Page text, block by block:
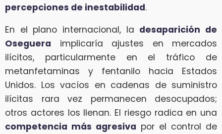
percepciones de inestabilidad.
En el plano internacional, la desaparición de
Oseguera implicaría ajustes en mercados
ilícitos, particularmente en el tráfico de
metanfetaminas y fentanilo hacia Estados
Unidos. Los vacíos en cadenas de suministro
ilícitas rara vez permanecen desocupados;
otros actores los llenan. El riesgo radica en una
competencia más agresiva por el control de